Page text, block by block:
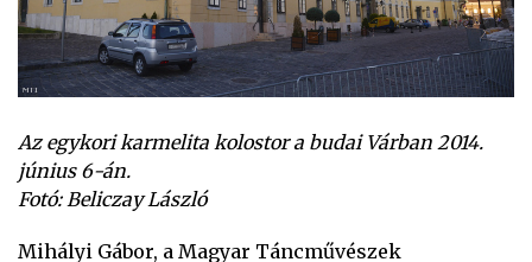
Az egykori karmelita kolostor a budai Várban 2014.
június 6-án.
Fotó: Beliczay László
Mihályi Gábor, a Magyar Táncművészek